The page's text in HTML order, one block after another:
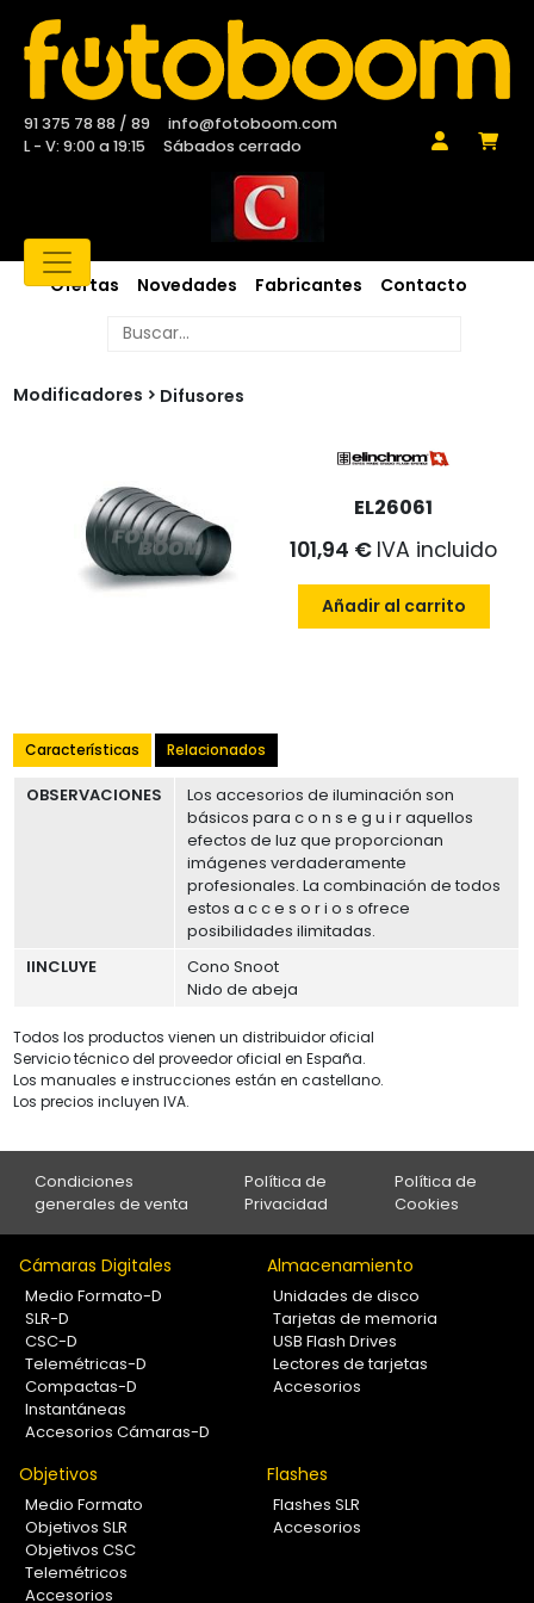
91 375 78 88 / 89
info@fotoboom.com
L - V: 9:00 a 19:15
Sábados cerrado
Ofertas Novedades Fabricantes Contacto
Modificadores Difusores
EL26061
101,94 € IVA incluido
Añadir al carrito
Características Relacionados
OBSERVACIONES
Los accesorios de iluminación son
básicos para c o n s e g u i r aquellos
efectos de luz que proporcionan
imágenes verdaderamente
profesionales. La combinación de todos
estos a c c e s o r i o s ofrece
posibilidades ilimitadas.
IINCLUYE
Cono Snoot
Nido de abeja
Todos los productos vienen un distribuidor oficial
Servicio técnico del proveedor oficial en España.
Los manuales e instrucciones están en castellano.
Los precios incluyen IVA.
Condiciones
generales de venta
Política de
Privacidad
Política de
Cookies
Cámaras Digitales
Medio Formato-D
SLR-D
CSC-D
Telemétricas-D
Compactas-D
Instantáneas
Accesorios Cámaras-D
Almacenamiento
Unidades de disco
Tarjetas de memoria
USB Flash Drives
Lectores de tarjetas
Accesorios
Objetivos
Medio Formato
Objetivos SLR
Objetivos CSC
Telemétricos
Accesorios
Flashes
Flashes SLR
Accesorios